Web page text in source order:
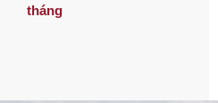
tháng